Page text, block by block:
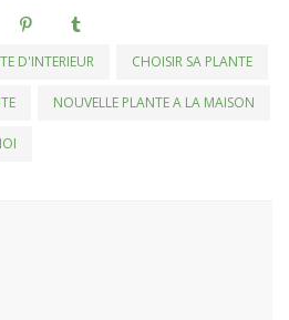
D'INTERIEUR CHOISIR SA PLANTE
NOUVELLE PLANTE A LA MAISON